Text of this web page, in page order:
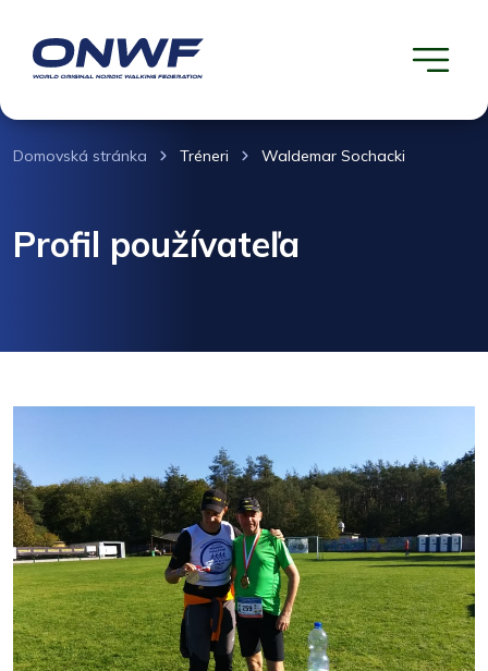
Domovská stránka Tréneri Waldemar Sochacki
Profil používateľa